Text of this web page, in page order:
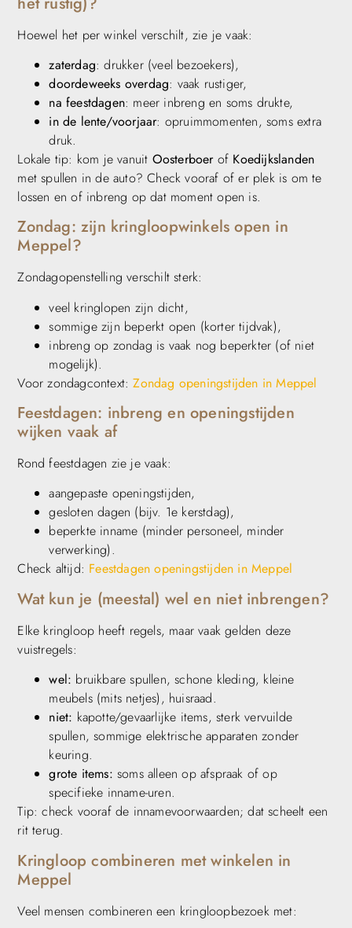
Hoewel het per winkel verschilt, zie je vaak:
zaterdag: drukker (veel bezoekers),
doordeweeks overdag: vaak rustiger,
na feestdagen: meer inbreng en soms drukte,
in de lente/voorjaar: opruimmomenten, soms extra
druk.
Lokale tip: kom je vanuit Oosterboerof Koedijkslanden
met spullen in de auto? Check vooraf of er plek is om te
lossen en of inbreng op dat moment open is.
Zondag: zijn kringloopwinkels open in
Meppel?
Zondagopenstelling verschilt sterk:
veel kringlopen zijn dicht,
sommige zijn beperkt open (korter tijdvak),
inbreng op zondag is vaak nog beperkter (of niet
mogelijk).
Voor zondagcontext:Zondag openingstijden in Meppel
Feestdagen: inbreng en openingstijden
wijken vaak af
Rond feestdagen zie je vaak:
aangepaste openingstijden,
gesloten dagen (bijv. 1e kerstdag),
beperkte inname (minder personeel, minder
verwerking).
Check altijd: Feestdagen openingstijden in Meppel
Wat kun je (meestal) wel en niet inbrengen?
Elke kringloop heeft regels, maar vaak gelden deze
vuistregels:
wel: bruikbare spullen, schone kleding, kleine
meubels (mits netjes), huisraad.
niet: kapotte/gevaarlijke items, sterk vervuilde
spullen, sommige elektrische apparaten zonder
keuring.
grote items: soms alleen op afspraak of op
specifieke inname-uren.
Tip: check vooraf de innamevoorwaarden; dat scheelt een
rit terug.
Kringloop combineren met winkelen in
Meppel
Veel mensen combineren een kringloopbezoek met: